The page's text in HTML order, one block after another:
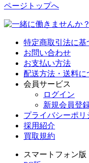
ページトップへ
特定商取引法に基
お問い合わせ
お支払い方法
配送方法・送料に
会員サービス
ログイン
新規会員登
プライバシーポリ
採用紹介
買取規約
スマートフォン版